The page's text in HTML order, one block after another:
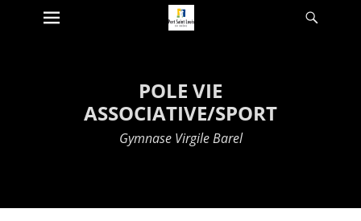
Passer
au
Premier menu
POLE VIE
ASSOCIATIVE/SPORT
Gymnase Virgile Barel